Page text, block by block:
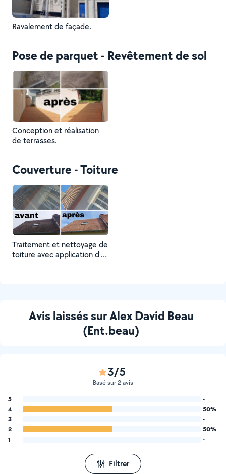
Ravalement de façade.
Pose de parquet - Revêtement de sol
Conception et réalisation
de terrasses.
Couverture - Toiture
Traitement et nettoyage de
toiture avec application d'un
Avis laissés sur Alex David Beau
(Ent.beau)
3/5
Basé sur 2 avis
5
-
4
50%
3
-
2
50%
1
-
Filtrer